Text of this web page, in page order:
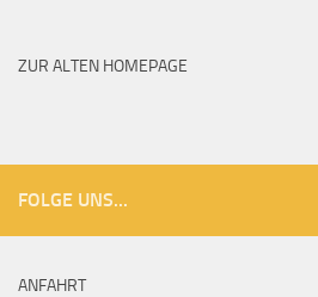
ZUR ALTEN HOMEPAGE
FOLGE UNS...
ANFAHRT